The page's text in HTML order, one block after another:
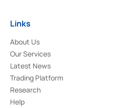
Links
About Us
Our Services
Latest News
Trading Platform
Research
Help